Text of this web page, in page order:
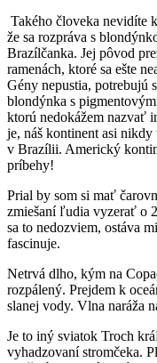
Takého človeka nevidíte
že sa rozpráva s
Brazílčanka. Jej pôvod
ramenách, ktoré sa ešte
Gény nepustia, potrebujú
blondýnka s
ktorú nedokážem nazvať
je, náš kontinent asi
v Brazílii. Americký
príbehy!
Prial by som si mať
zmiešaní ľudia vyzerať o
sa to nedozviem, ostáva
fascinuje.
Netrvá dlho, kým na
rozpálený. Prejdem k
slanej vody. Vlna naráža
Je to iný sviatok Troch
vyhadzovaní stromčeka.